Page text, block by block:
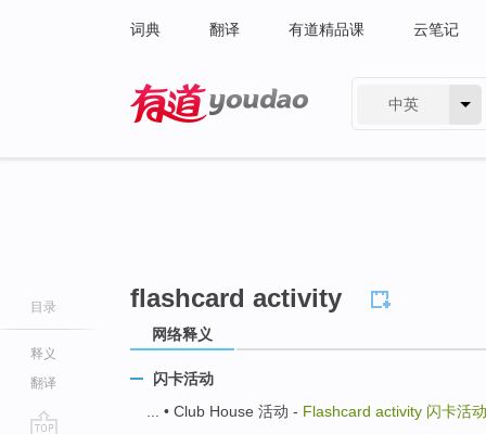
词典 翻译 有道精品课 云笔记
中英
目录
释义
翻译
flashcard activity
网络释义
闪卡活动
... • Club House 活动 - Flashcard activity 闪卡活动